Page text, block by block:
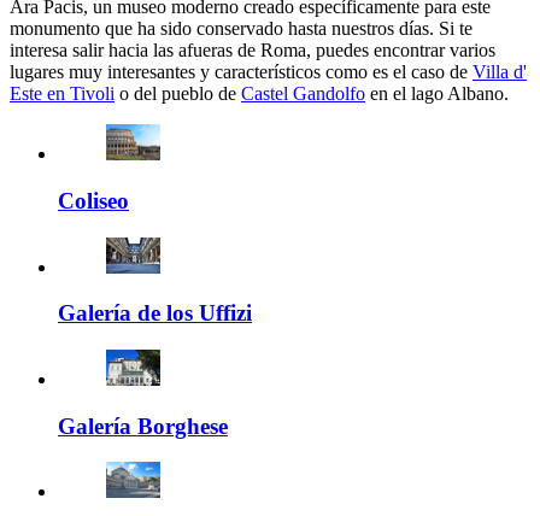
Ara Pacis, un museo moderno creado específicamente para este
monumento que ha sido conservado hasta nuestros días. Si te
interesa salir hacia las afueras de Roma, puedes encontrar varios
lugares muy interesantes y característicos como es el caso de Villa d'
Este en Tivoli o del pueblo de Castel Gandolfo en el lago Albano.
Coliseo
Galería de los Uffizi
Galería Borghese